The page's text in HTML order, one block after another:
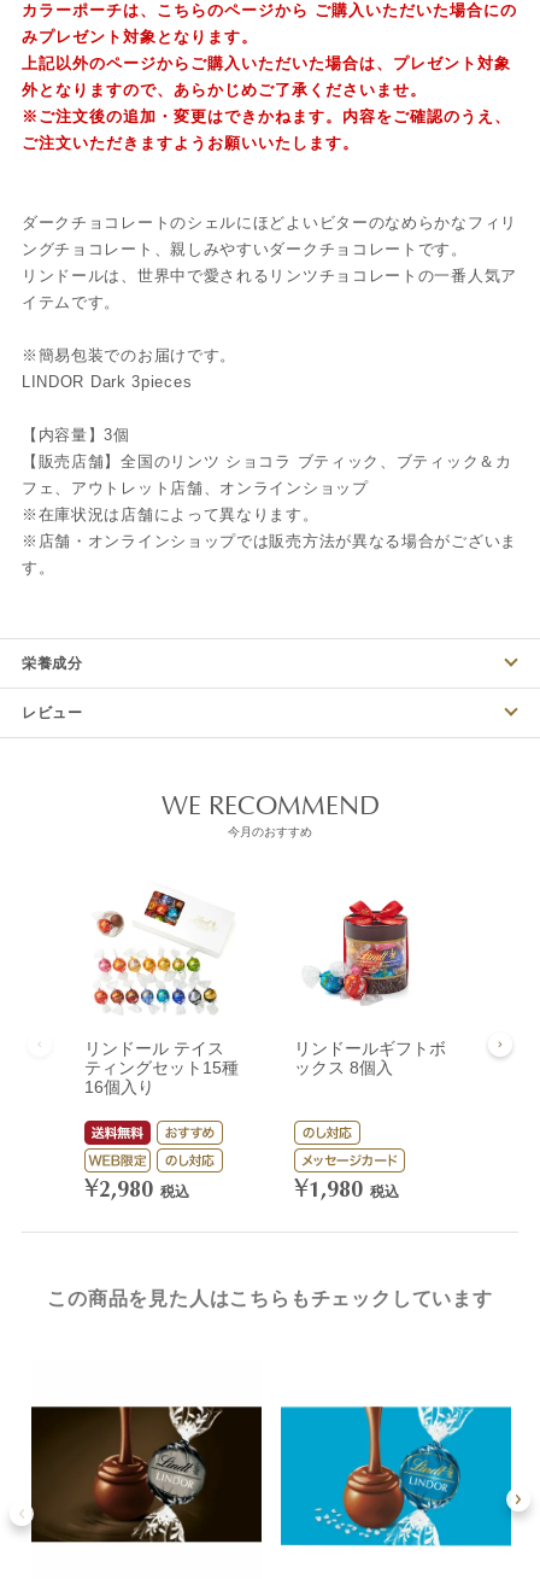
カラーポーチは、 こちらのページから ご購入いただいた場合にの
みプレゼント対象となります。
上記以外のページからご購入いただいた場合は、プレゼント対象
外となりますので、あらかじめご了承くださいませ。
※ご注文後の追加・変更はできかねます。内容をご確認のうえ、
ご注文いただきますようお願いいたします。
ダークチョコレートのシェルにほどよいビターのなめらかなフィリ
ングチョコレート、親しみやすいダークチョコレートです。
リンドールは、世界中で愛されるリンツチョコレートの一番人気ア
イテムです。
※簡易包装でのお届けです。
LINDOR Dark 3pieces
【内容量】3個
【販売店舗】全国のリンツ ショコラ ブティック、ブティック＆カ
フェ、アウトレット店舗、オンラインショップ
※在庫状況は店舗によって異なります。
※店舗・オンラインショップでは販売方法が異なる場合がございま
す。
栄養成分
レビュー
WE RECOMMEND
今月のおすすめ
リンドール テイス
ティングセット15種
16個入り
¥2,980 税込
リンドールギフトボ
ックス 8個入
¥1,980 税込
リ
この商品を見た人はこちらもチェックしています